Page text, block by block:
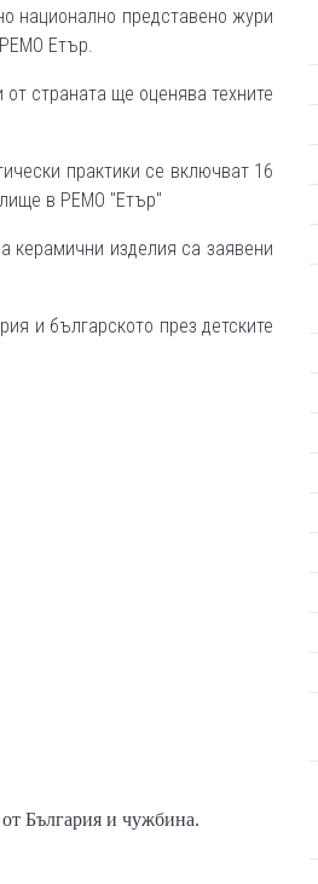
национално представено жури
РЕМО Етър.
страната ще оценява техните
практики се включват 16
в РЕМО "Етър"
керамични изделия са заявени
и българското през детските
България и чужбина.